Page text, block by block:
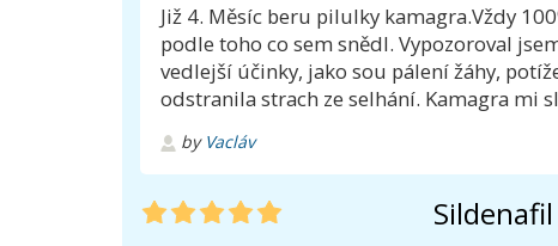
Již 4. Měsíc beru pilulky kamagra.Vždy
podle toho co sem snědl. Vypozoroval
vedlejší účinky, jako sou pálení žáhy,
odstranila strach ze selhání. Kamagra mi
by Vacláv